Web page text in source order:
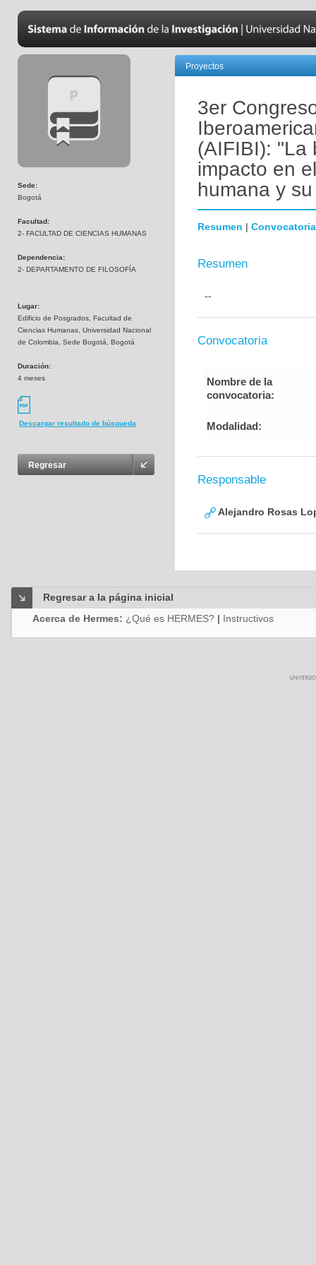
Sede:
Bogotá
Facultad:
2- FACULTAD DE CIENCIAS HUMANAS
Dependencia:
2- DEPARTAMENTO DE FILOSOFÍA
Lugar:
Edificio de Posgrados, Facultad de
Ciencias Humanas, Universidad Nacional
de Colombia, Sede Bogotá, Bogotá
Duración:
4 meses
Descargar resultado de búsqueda
Regresar
Proyectos
3er
(AIFIBI): "La
impacto en
humana y
Resumen | Convocatoria
Resumen
--
Convocatoria
Nombre de la
convocatoria:
Modalidad:
Responsable
Alejandro Rosas
Regresar a la página inicial
Acerca de Hermes: ¿Qué es HERMES? | Instructivos